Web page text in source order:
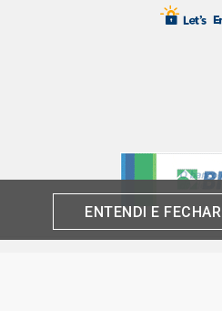
ENTENDI E FECHAR